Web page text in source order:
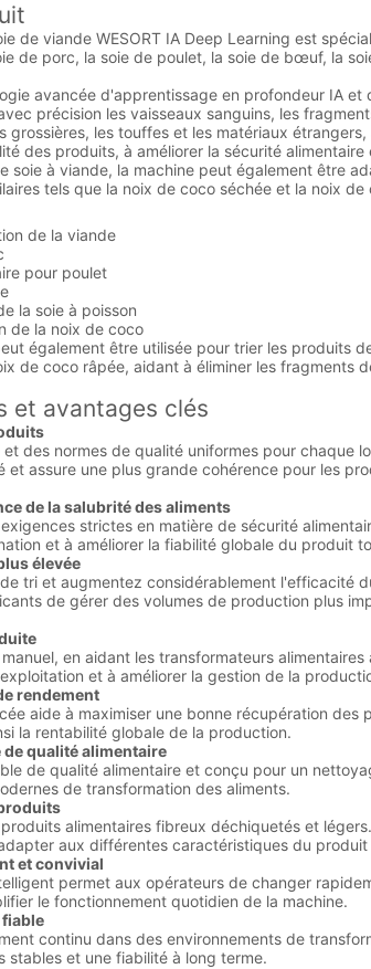
viande WESORT IA Deep Learning est
de porc, la soie de poulet, la soie de bœuf, la
avancée d'apprentissage en profondeur IA et
précision les vaisseaux sanguins, les
grossières, les touffes et les matériaux
des produits, à améliorer la sécurité
à viande, la machine peut également être
tels que la noix de coco séchée et la noix de
de la viande
pour poulet
la soie à poisson
la noix de coco
également être utilisée pour trier les produits
de coco râpée, aidant à éliminer les fragments
avantages clés
normes de qualité uniformes pour chaque
et assure une plus grande cohérence pour les
de la salubrité des aliments
strictes en matière de sécurité
et à améliorer la fiabilité globale du produit
élevée
tri et augmentez considérablement l'efficacité
de gérer des volumes de production plus
en aidant les transformateurs alimentaires
et à améliorer la gestion de la
rendement
aide à maximiser une bonne récupération des
la rentabilité globale de la production.
qualité alimentaire
de qualité alimentaire et conçu pour un
de transformation des aliments.
alimentaires fibreux déchiquetés et
aux différentes caractéristiques du
et convivial
permet aux opérateurs de changer
le fonctionnement quotidien de la machine.
continu dans des environnements de
stables et une fiabilité à long terme.